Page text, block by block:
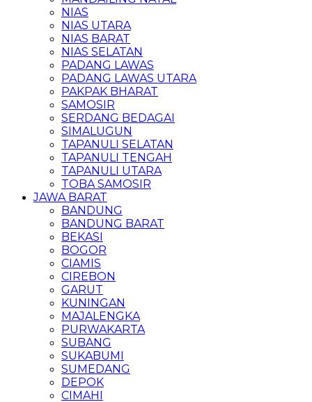
NIAS
NIAS UTARA
NIAS BARAT
NIAS SELATAN
PADANG LAWAS
PADANG LAWAS UTARA
PAKPAK BHARAT
SAMOSIR
SERDANG BEDAGAI
SIMALUGUN
TAPANULI SELATAN
TAPANULI TENGAH
TAPANULI UTARA
TOBA SAMOSIR
JAWA BARAT
BANDUNG
BANDUNG BARAT
BEKASI
BOGOR
CIAMIS
CIREBON
GARUT
KUNINGAN
MAJALENGKA
PURWAKARTA
SUBANG
SUKABUMI
SUMEDANG
DEPOK
CIMAHI